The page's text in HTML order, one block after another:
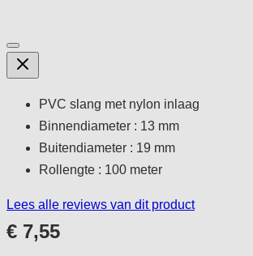
PVC slang met nylon inlaag
Binnendiameter : 13 mm
Buitendiameter : 19 mm
Rollengte : 100 meter
Lees alle reviews van dit product
€ 7,55